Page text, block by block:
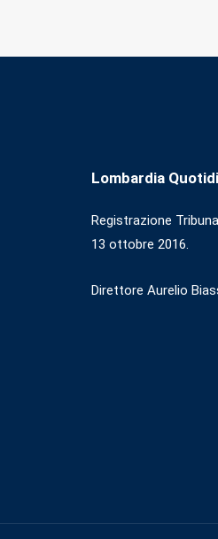
Lombardia
Registrazione
13 ottobre 2016.
Direttore Aurelio